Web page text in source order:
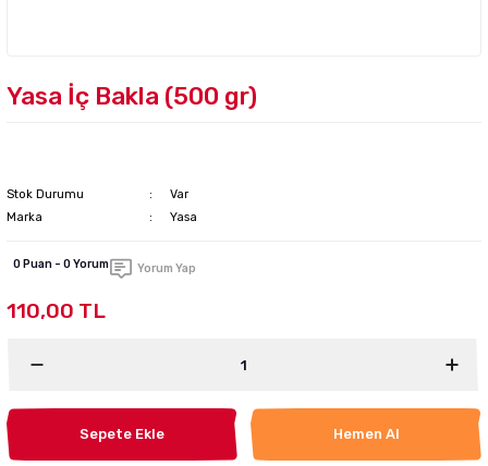
Yasa İç Bakla (500 gr)
Stok Durumu
Var
Marka
Yasa
0 Puan - 0 Yorum Yorum Yap
110,00 TL
Sepete Ekle Hemen Al